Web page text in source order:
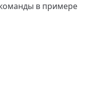
в примере